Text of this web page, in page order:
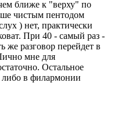
ближе к "верху" по
чистым пентодом
) нет, практически
При 40 - самый раз -
же разговор перейдет в
мне для
Остальное
либо в филармонии